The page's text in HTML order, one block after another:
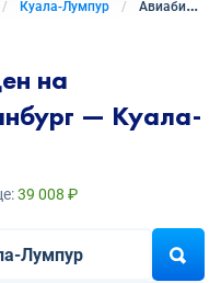
Куала-Лумпур Авиабилеты из Екатеринбурга в Куала-Лумпур
на
— Куала-
39 008 ₽